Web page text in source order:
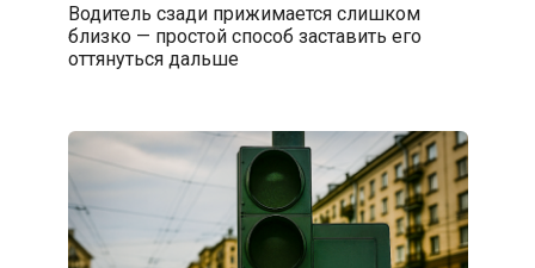
Водитель сзади прижимается слишком
близко — простой способ заставить его
оттянуться дальше